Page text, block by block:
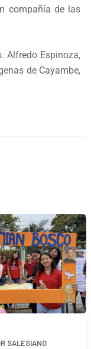
compañía de las
Alfredo Espinoza,
de Cayambe,
SALESIANO